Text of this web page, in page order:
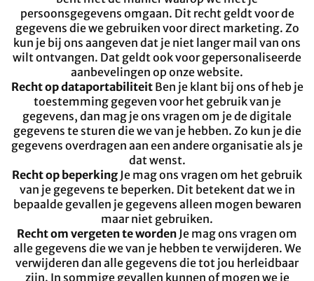
persoonsgegevens omgaan. Dit recht geldt voor de
gegevens die we gebruiken voor direct marketing. Zo
kun je bij ons aangeven dat je niet langer mail van ons
wilt ontvangen. Dat geldt ook voor gepersonaliseerde
aanbevelingen op onze website.
Recht op dataportabiliteit Ben je klant bij ons of heb je
toestemming gegeven voor het gebruik van je
gegevens, dan mag je ons vragen om je de digitale
gegevens te sturen die we van je hebben. Zo kun je die
gegevens overdragen aan een andere organisatie als je
dat wenst.
Recht op beperking Je mag ons vragen om het gebruik
van je gegevens te beperken. Dit betekent dat we in
bepaalde gevallen je gegevens alleen mogen bewaren
maar niet gebruiken.
Recht om vergeten te worden Je mag ons vragen om
alle gegevens die we van je hebben te verwijderen. We
verwijderen dan alle gegevens die tot jou herleidbaar
zijn. In sommige gevallen kunnen of mogen we je